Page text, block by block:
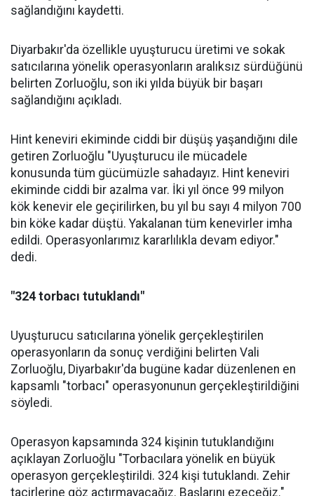
sağlandığını kaydetti.
Diyarbakır'da özellikle uyuşturucu üretimi ve sokak
satıcılarına yönelik operasyonların aralıksız sürdüğünü
belirten Zorluoğlu, son iki yılda büyük bir başarı
sağlandığını açıkladı.
Hint keneviri ekiminde ciddi bir düşüş yaşandığını dile
getiren Zorluoğlu "Uyuşturucu ile mücadele
konusunda tüm gücümüzle sahadayız. Hint keneviri
ekiminde ciddi bir azalma var. İki yıl önce 99 milyon
kök kenevir ele geçirilirken, bu yıl bu sayı 4 milyon 700
bin köke kadar düştü. Yakalanan tüm kenevirler imha
edildi. Operasyonlarımız kararlılıkla devam ediyor."
dedi.
"324 torbacı tutuklandı"
Uyuşturucu satıcılarına yönelik gerçekleştirilen
operasyonların da sonuç verdiğini belirten Vali
Zorluoğlu, Diyarbakır'da bugüne kadar düzenlenen en
kapsamlı "torbacı" operasyonunun gerçekleştirildiğini
söyledi.
Operasyon kapsamında 324 kişinin tutuklandığını
açıklayan Zorluoğlu "Torbacılara yönelik en büyük
operasyon gerçekleştirildi. 324 kişi tutuklandı. Zehir
tacirlerine göz açtırmayacağız. Başlarını ezeceğiz."